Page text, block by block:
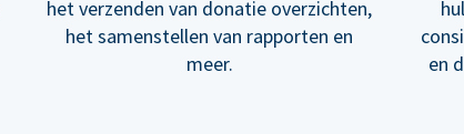
het verzenden van donatie overzichten,
het samenstellen van rapporten en
meer.
en